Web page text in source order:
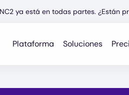
ya está en todas partes. ¿Están
Plataforma Soluciones